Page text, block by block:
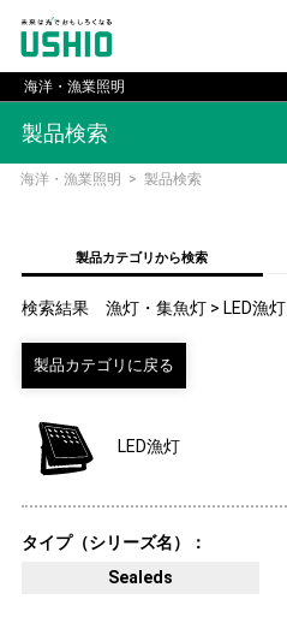
海洋・漁業照明
製品検索
海洋・漁業照明 > 製品検索
製品カテゴリから検索
検索結果 漁灯・集魚灯 > LED漁灯
LED漁灯
タイプ（シリーズ名）：
Sealeds